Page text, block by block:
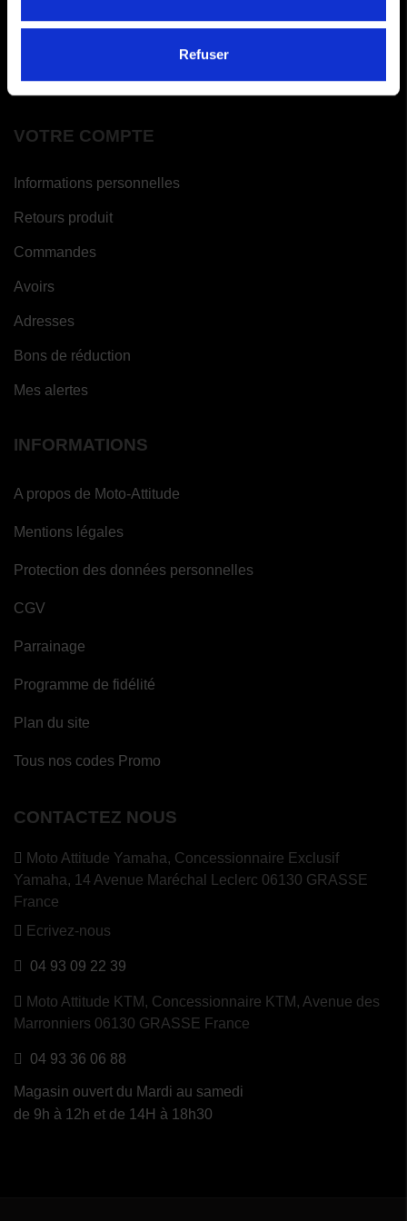
Refuser
Garantie meilleur prix
VOTRE COMPTE
Informations personnelles
Retours produit
Commandes
Avoirs
Adresses
Bons de réduction
Mes alertes
INFORMATIONS
A propos de Moto-Attitude
Mentions légales
Protection des données personnelles
CGV
Parrainage
Programme de fidélité
Plan du site
Tous nos codes Promo
CONTACTEZ NOUS
Moto Attitude Yamaha, Concessionnaire Exclusif
Yamaha, 14 Avenue Maréchal Leclerc 06130 GRASSE
France
Ecrivez-nous
04 93 09 22 39
Moto Attitude KTM, Concessionnaire KTM, Avenue des
Marronniers 06130 GRASSE France
04 93 36 06 88
Magasin ouvert du Mardi au samedi
de 9h à 12h et de 14H à 18h30